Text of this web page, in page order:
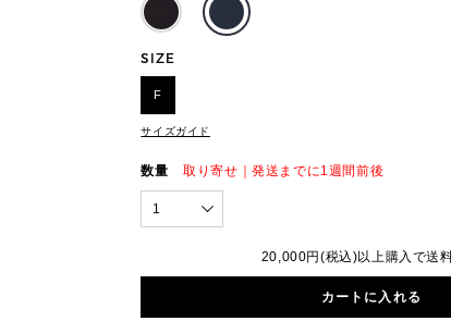
SIZE
F
サイズガイド
数量 取り寄せ｜発送までに1週間前後
1
20,000円(税込)以上購入で送
カートに入れる